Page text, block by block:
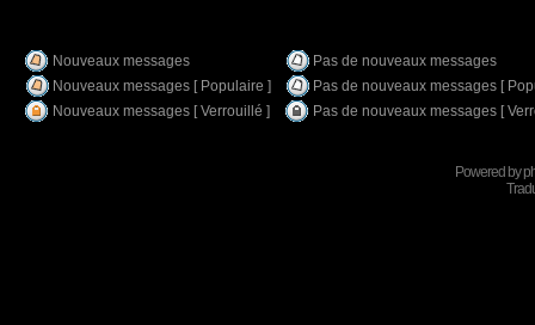
Nouveaux messages
Pas de nouveaux messages
Nouveaux messages [ Populaire ]
Pas de nouveaux messages [
Nouveaux messages [ Verrouillé ]
Pas de nouveaux messages [
Powered by